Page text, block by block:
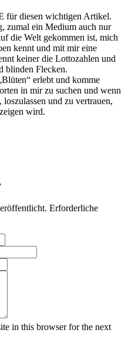
für diesen wichtigen Artikel.
zumal ein Medium auch nur
die Welt gekommen ist, mich
kennt und mit mir eine
keiner die Lottozahlen und
blinden Flecken.
erlebt und komme
in mir zu suchen und wenn
und zu vertrauen,
wird.
Erforderliche
in this browser for the next